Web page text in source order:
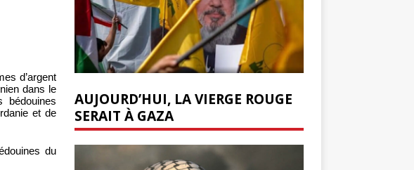
d’argent
dans le
bédouines
et de
du
AUJOURD’HUI, LA VIERGE ROUGE
SERAIT À GAZA